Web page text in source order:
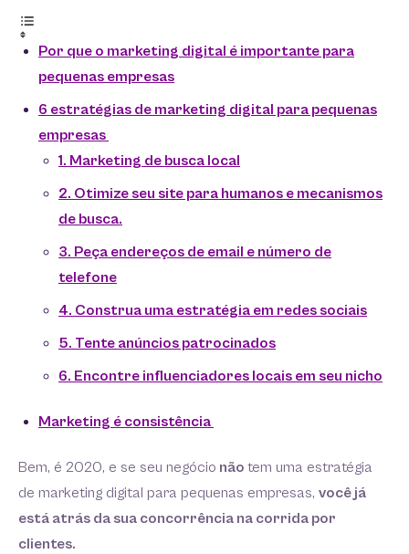
Por que o marketing digital é importante para
pequenas empresas
6 estratégias de marketing digital para pequenas
empresas
1. Marketing de busca local
2. Otimize seu site para humanos e mecanismos
de busca.
3. Peça endereços de email e número de
telefone
4. Construa uma estratégia em redes sociais
5. Tente anúncios patrocinados
6. Encontre influenciadores locais em seu nicho
Marketing é consistência
Bem, é 2020, e se seu negócio não tem uma estratégia
de marketing digital para pequenas empresas, você já
está atrás da sua concorrência na corrida por
clientes.